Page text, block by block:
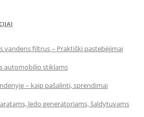
vandens filtrus – Praktiški pastebėjimai
automobilio stiklams
– kaip pašalinti, sprendimai
ledo generatoriams, šaldytuvams